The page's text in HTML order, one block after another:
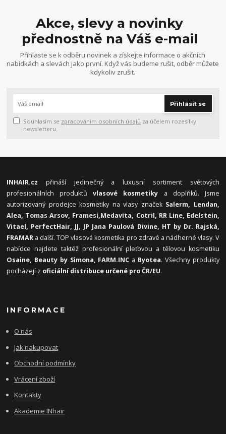
Akce, slevy a novinky
přednostně na Váš e-mail
Přihlaste se k odběru novinek a získejte informace o akčních
nabídkách a slevách jako první. Když vás budeme rušit, odběr můžete
kdykoliv zrušit.
Přihlásit se
Souhlasím se zpracováním osobních údajů za účelem rozesílky
newsletteru.
INHAIR.cz přináší jedinečný a luxusní sortiment světových
profesionálních produktůvlasové kosmetiky a doplňků. Jsme
autorizovaný prodejce kosmetiky na vlasy značek Salerm, Lendan,
Alea, Tomas Arsov, Framesi,Medavita, Cotril, RR Line, Edelstein,
Vitael, PerfectHair, JJ, JP Jana Paulová Divine, HT by Dr. Rajská,
FRAMAR a další. TOP vlasová kosmetika pro zdravé a nádherné vlasy. V
nabídce najdete taktéž profesionální pleťovou a tělovou kosmetiku
Osaine, Beauty by Simona, FARM.INC a Byotea. Všechny produkty
pocházejí z oficiální distribuce určené pro ČR/EU.
INFORMACE
O nás
Jak nakupovat
Obchodní podmínky
Vrácení zboží
Kontakty
Akademie INhair